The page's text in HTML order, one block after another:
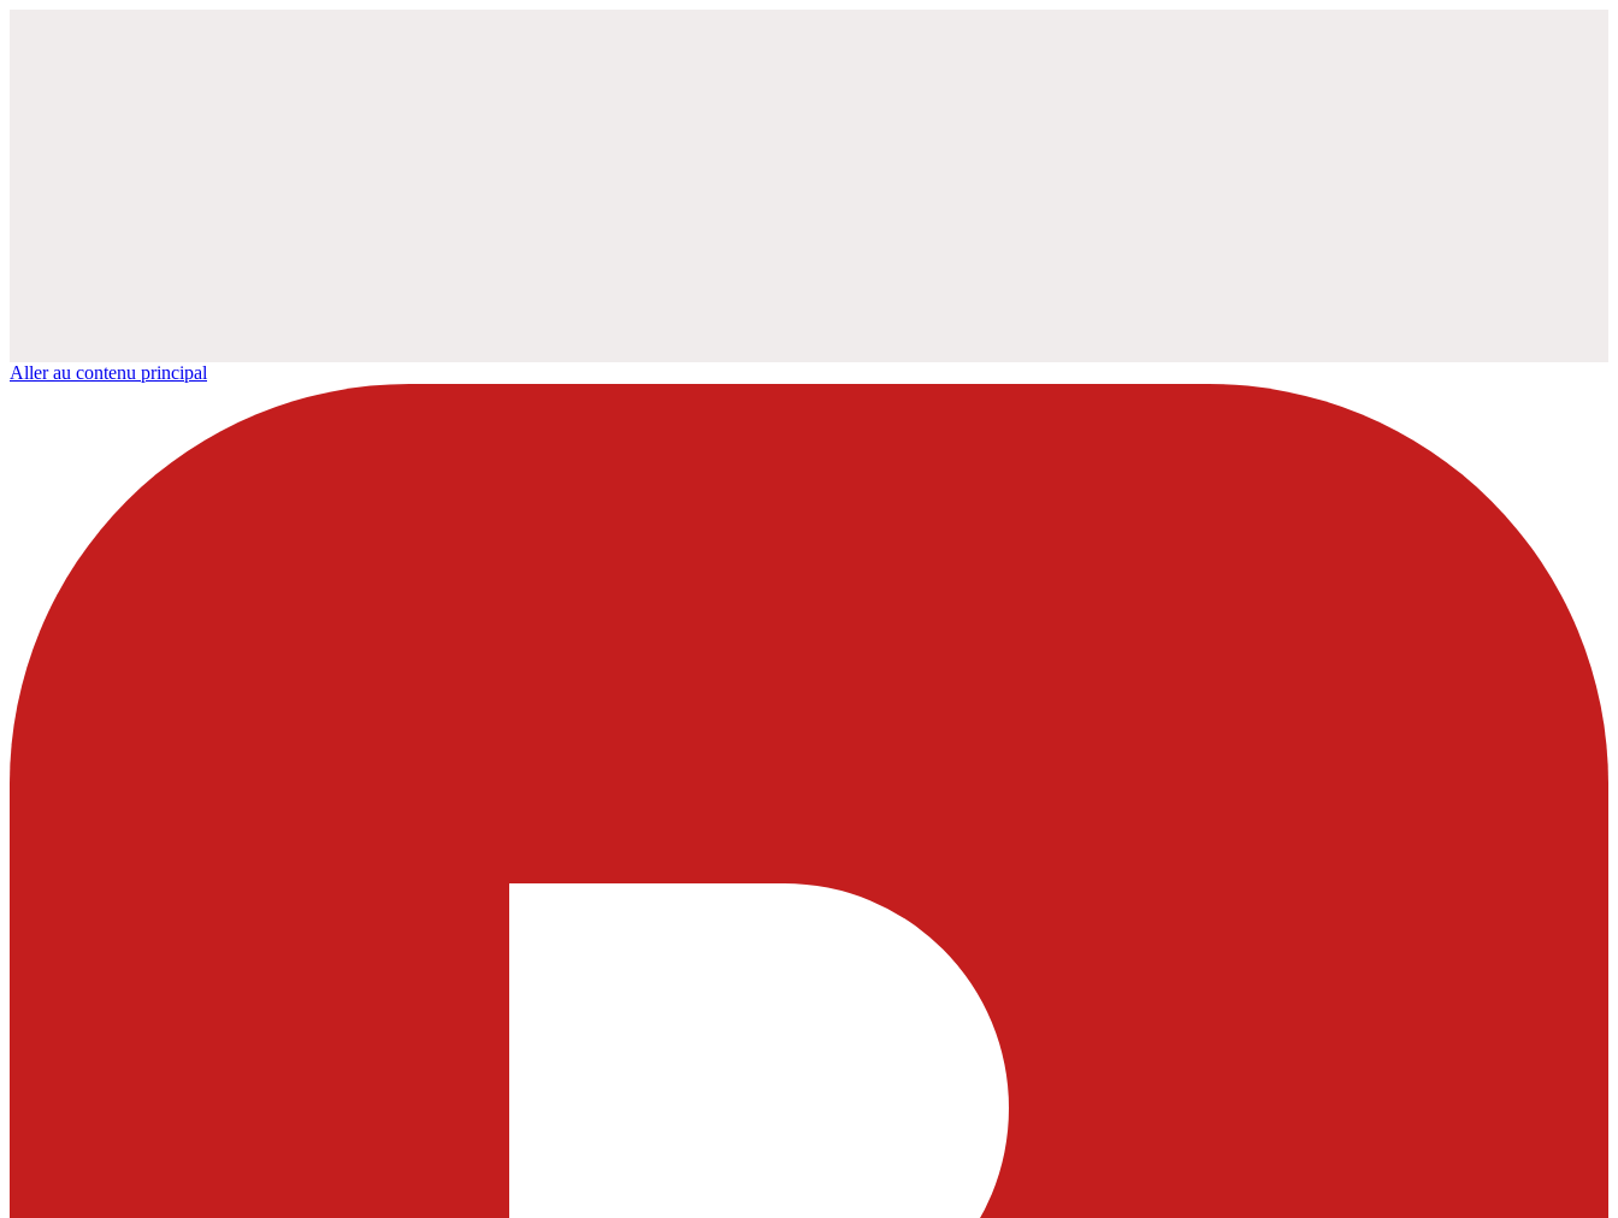
Aller au contenu principal